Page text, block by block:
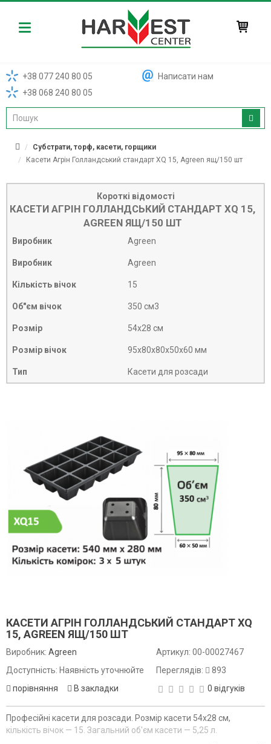
Harvest
+38 077 240 80 05
+38 068 240 80 05
Написати нам
Субстрати, торф, касети, горщики
Касети Агрін Голландський стандарт XQ 15, Agreen ящ/150 шт
Короткі відомості
КАСЕТИ АГРІН ГОЛЛАНДСЬКИЙ СТАНДАРТ XQ 15,
AGREEN ЯЩ/150 ШТ
Виробник Agreen
Виробник Agreen
Кількість вічок 15
Об"єм вічок 350 см3
Розмір 54х28 см
Розмір вічок 95х80х80х50х60 мм
Тип Касети для розсади
КАСЕТИ АГРІН ГОЛЛАНДСЬКИЙ СТАНДАРТ XQ
15, AGREEN ЯЩ/150 ШТ
Виробник: Agreen
Доступність: Наявність уточнюйте
порівняння
В закладки
Артикул: 00-00027467
Переглядів:
893
0 відгуків
Професійні касети для розсади. Розмір касети 54х28 см,
кількість вічок — 15. Загальний об'єм касети — 5,25 л.